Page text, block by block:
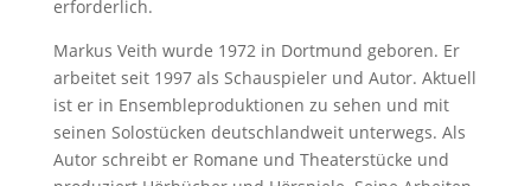
erforderlich.
Markus Veith wurde 1972 in Dortmund geboren. Er
arbeitet seit 1997 als Schauspieler und Autor. Aktuell
ist er in Ensembleproduktionen zu sehen und mit
seinen Solostücken deutschlandweit unterwegs. Als
Autor schreibt er Romane und Theaterstücke und